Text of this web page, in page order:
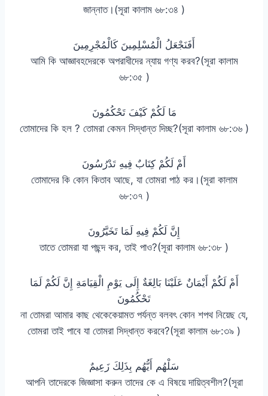
জান্নাত।(সূরা কালাম ৬৮:৩৪ )
أَفَنَجْعَلُ الْمُسْلِمِينَ كَالْمُجْرِمِينَ
আমি কি আজ্ঞাবহদেরকে অপরাধীদের ন্যায় গণ্য করব?(সূরা কালাম
৬৮:৩৫ )
مَا لَكُمْ كَيْفَ تَحْكُمُونَ
তোমাদের কি হল ? তোমরা কেমন সিদ্ধান্ত দিচ্ছ?(সূরা কালাম ৬৮:৩৬ )
أَمْ لَكُمْ كِتَابٌ فِيهِ تَدْرُسُونَ
তোমাদের কি কোন কিতাব আছে, যা তোমরা পাঠ কর।(সূরা কালাম
৬৮:৩৭ )
إِنَّ لَكُمْ فِيهِ لَمَا تَخَيَّرُونَ
তাতে তোমরা যা পছন্দ কর, তাই পাও?(সূরা কালাম ৬৮:৩৮ )
أَمْ لَكُمْ أَيْمَانٌ عَلَيْنَا بَالِغَةٌ إِلَى يَوْمِ الْقِيَامَةِ إِنَّ لَكُمْ لَمَا
تَحْكُمُونَ
না তোমরা আমার কাছ থেকেকেয়ামত পর্যন্ত বলবৎ কোন শপথ নিয়েছ যে,
তোমরা তাই পাবে যা তোমরা সিদ্ধান্ত করবে?(সূরা কালাম ৬৮:৩৯ )
سَلْهُم أَيُّهُم بِذَلِكَ زَعِيمٌ
আপনি তাদেরকে জিজ্ঞাসা করুন তাদের কে এ বিষয়ে দায়িত্বশীল?(সূরা